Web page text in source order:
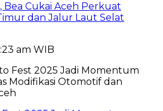
Bea Cukai Aceh Perkuat
dan Jalur Laut Selat
am WIB